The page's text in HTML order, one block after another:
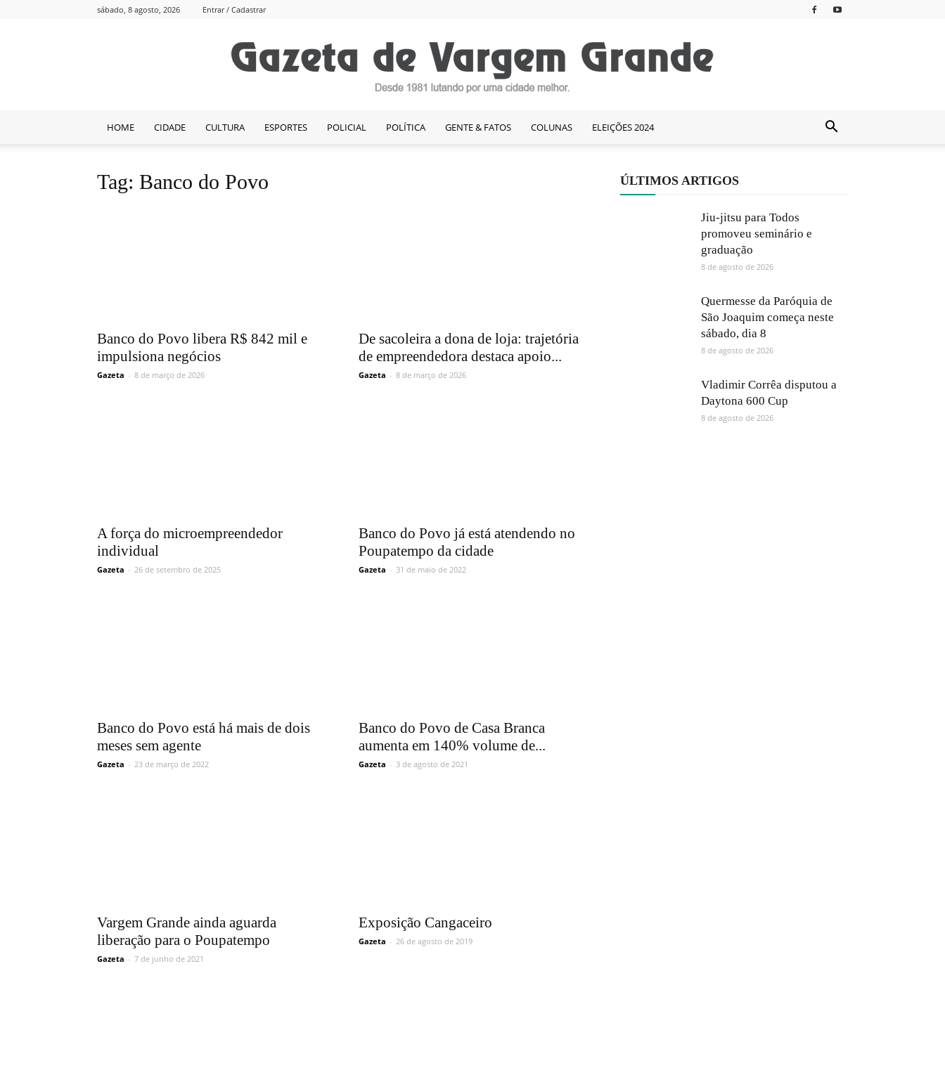
sábado, 8 agosto, 2026 Entrar / Cadastrar
HOME CIDADE CULTURA ESPORTES POLICIAL POLÍTICA GENTE & FATOS COLUNAS ELEIÇÕES 2024
Tag: Banco do Povo
Banco do Povo libera R$ 842 mil e
impulsiona negócios
Gazeta - 8 de março de 2026
De sacoleira a dona de loja: trajetória
de empreendedora destaca apoio...
Gazeta - 8 de março de 2026
A força do microempreendedor
individual
Gazeta - 26 de setembro de 2025
Banco do Povo já está atendendo no
Poupatempo da cidade
Gazeta - 31 de maio de 2022
Banco do Povo está há mais de dois
meses sem agente
Gazeta - 23 de março de 2022
Banco do Povo de Casa Branca
aumenta em 140% volume de...
Gazeta - 3 de agosto de 2021
Vargem Grande ainda aguarda
liberação para o Poupatempo
Gazeta - 7 de junho de 2021
Exposição Cangaceiro
Gazeta - 26 de agosto de 2019
ÚLTIMOS ARTIGOS
Jiu-jitsu para Todos
promoveu seminário e
graduação
8 de agosto de 2026
Quermesse da Paróquia de
São Joaquim começa neste
sábado, dia 8
8 de agosto de 2026
Vladimir Corrêa disputou a
Daytona 600 Cup
8 de agosto de 2026